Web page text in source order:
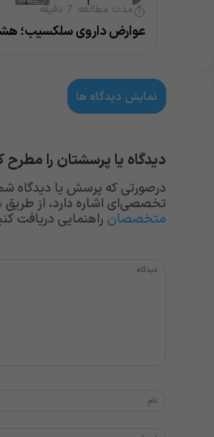
مدت مطالعه: 7 دقیقه
نمایش دیدگاه ها
دیدگاه یا پرسشتان را مطرح
درصورتی که پرسش یا دیدگاه
تخصصی‌ای اشاره دارد، از طریق
متخصصان راهنمایی دریافت